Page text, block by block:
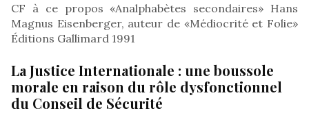
CF à ce propos «Analphabètes secondaires» Hans
Magnus Eisenberger, auteur de «Médiocrité et Folie»
Éditions Gallimard 1991
La Justice Internationale : une boussole
morale en raison du rôle dysfonctionnel
du Conseil de Sécurité